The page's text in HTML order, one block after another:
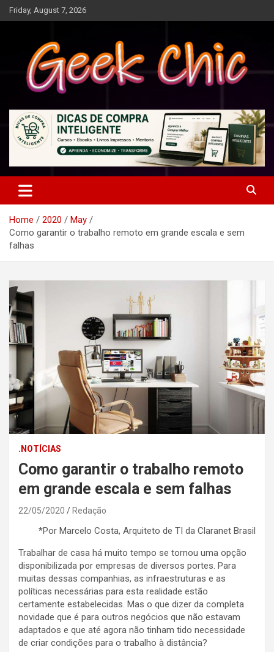
Skip
to
Friday, August 7, 2026
Geek Chic
Home 2020
May
Como garantir o trabalho remoto em grande escala e sem
falhas
.NOTÍCIAS
Como garantir o trabalho remoto
em grande escala e sem falhas
22/05/2020 Redação
*Por Marcelo Costa, Arquiteto de TI da Claranet Brasil
Trabalhar de casa há muito tempo se tornou uma opção
disponibilizada por empresas de diversos portes. Para
muitas dessas companhias, as infraestruturas e as
políticas necessárias para esta realidade estão
certamente estabelecidas. Mas o que dizer da completa
novidade que é para outros negócios que não estavam
adaptados e que até agora não tinham tido necessidade
de criar condições para o trabalho à distância?